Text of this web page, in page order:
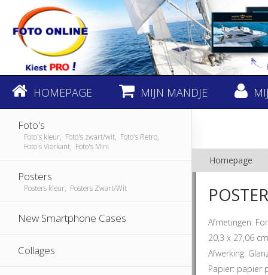
HOMEPAGE MIJN MANDJE
Foto's
Foto's kleur, Foto's zwart/wit, Foto's Retro,
Foto's Vierkant, Foto's Mini
Posters
Posters kleur, Posters Zwart/Wit
New Smartphone Cases
Collages
Homepage
Afmetingen:
20,3 x 27,06
Afwerking:
Papier: papier